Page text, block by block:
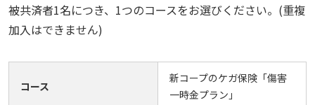
被共済者1名につき、1つのコースをお選びください。(重複
加入はできません)
コース
新コープのケガ保険「傷害
一時金プラン」